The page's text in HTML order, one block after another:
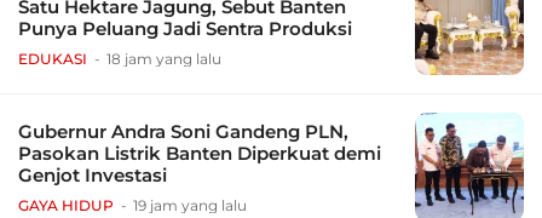
Satu Hektare Jagung, Sebut Banten
Punya Peluang Jadi Sentra Produksi
EDUKASI 18 jam yang lalu
Gubernur Andra Soni Gandeng PLN,
Pasokan Listrik Banten Diperkuat demi
Genjot Investasi
GAYA HIDUP 19 jam yang lalu